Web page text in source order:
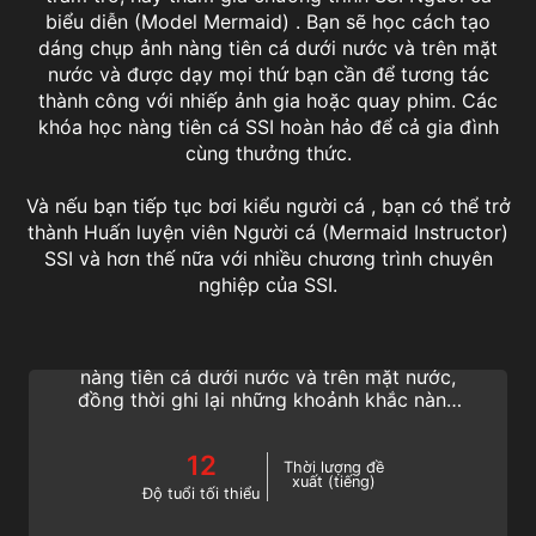
biểu diễn (Model Mermaid) . Bạn sẽ học cách tạo
dáng chụp ảnh nàng tiên cá dưới nước và trên mặt
nước và được dạy mọi thứ bạn cần để tương tác
thành công với nhiếp ảnh gia hoặc quay phim. Các
khóa học nàng tiên cá SSI hoàn hảo để cả gia đình
cùng thưởng thức.
Và nếu bạn tiếp tục bơi kiểu người cá , bạn có thể trở
thành Huấn luyện viên Người cá (Mermaid Instructor)
SSI và hơn thế nữa với nhiều chương trình chuyên
nghiệp của SSI.
Underwater Model
nàng tiên cá dưới nước và trên mặt nước,
đồng thời ghi lại những khoảnh khắc nàng
SSI (Model Mermaid).
12
Độ tuổi tối thiểu
Thời lượng đề
xuất (tiếng)